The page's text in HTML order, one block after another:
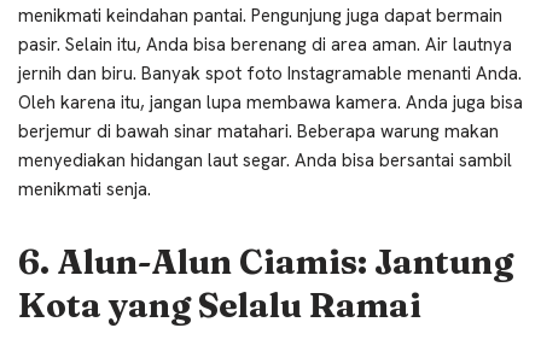
menikmati keindahan pantai. Pengunjung juga dapat bermain
pasir. Selain itu, Anda bisa berenang di area aman. Air lautnya
jernih dan biru. Banyak spot foto Instagramable menanti Anda.
Oleh karena itu, jangan lupa membawa kamera. Anda juga bisa
berjemur di bawah sinar matahari. Beberapa warung makan
menyediakan hidangan laut segar. Anda bisa bersantai sambil
menikmati senja.
6. Alun-Alun Ciamis: Jantung
Kota yang Selalu Ramai